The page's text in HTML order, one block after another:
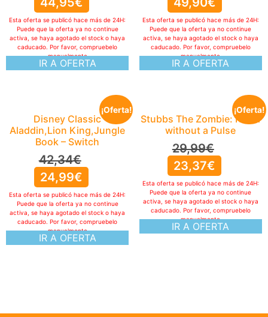
IR A OFERTA
Esta oferta se publicó hace más de 24H:
Puede que la oferta ya no continue
activa, se haya agotado el stock o haya
caducado. Por favor, compruebelo
manualmente
IR A OFERTA
Esta oferta se publicó hace más de 24H:
Puede que la oferta ya no continue
activa, se haya agotado el stock o haya
caducado. Por favor, compruebelo
manualmente
¡Oferta!
Disney Classic
Aladdin,Lion King,Jungle
Book – Switch
42,34€
24,99€
IR A OFERTA
Esta oferta se publicó hace más de 24H:
Puede que la oferta ya no continue
activa, se haya agotado el stock o haya
caducado. Por favor, compruebelo
manualmente
¡Oferta!
Stubbs The Zombie: Rebel
without a Pulse
29,99€
23,37€
IR A OFERTA
Esta oferta se publicó hace más de 24H:
Puede que la oferta ya no continue
activa, se haya agotado el stock o haya
caducado. Por favor, compruebelo
manualmente